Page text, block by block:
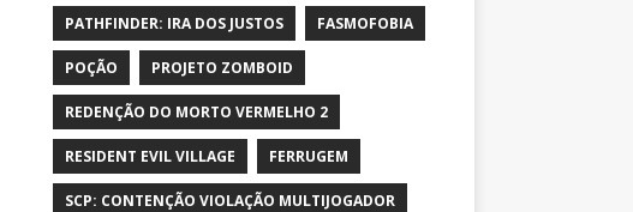
PATHFINDER: IRA DOS JUSTOS FASMOFOBIA
POÇÃO PROJETO ZOMBOID
REDENÇÃO DO MORTO VERMELHO 2
RESIDENT EVIL VILLAGE FERRUGEM
SCP: CONTENÇÃO VIOLAÇÃO MULTIJOGADOR